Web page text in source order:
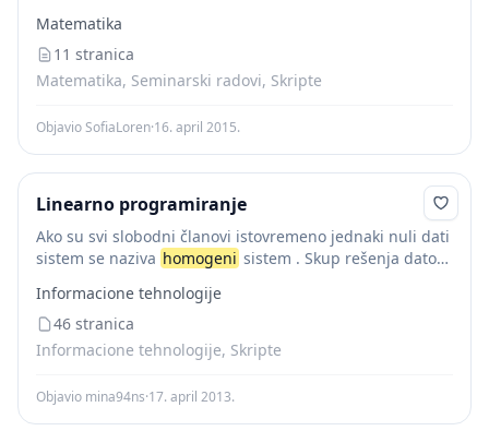
torki brojeva ( x...
Matematika
11 stranica
Matematika, Seminarski radovi, Skripte
Objavio SofiaLoren·16. april 2015.
Linearno programiranje
Ako su svi slobodni članovi istovremeno jednaki nuli dati
sistem se naziva homogeni sistem . Skup rešenja datog
1...
Informacione tehnologije
46 stranica
Informacione tehnologije, Skripte
Objavio mina94ns·17. april 2013.